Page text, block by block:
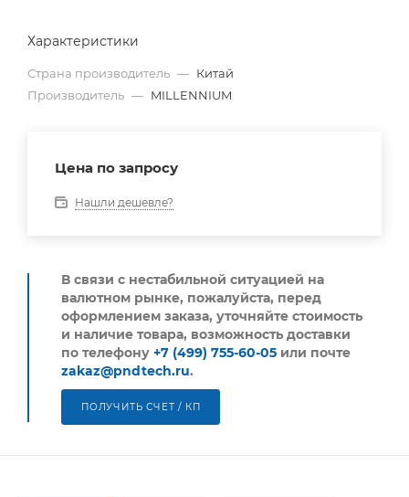
Характеристики
Страна производитель — Китай
Производитель — MILLENNIUM
Цена по запросу
Нашли дешевле?
В связи с нестабильной ситуацией на
валютном рынке, пожалуйста, перед
оформлением заказа, уточняйте стоимость
и наличие товара, возможность доставки
по телефону +7 (499) 755-60-05 или почте
zakaz@pndtech.ru.
ПОЛУЧИТЬ СЧЕТ / КП